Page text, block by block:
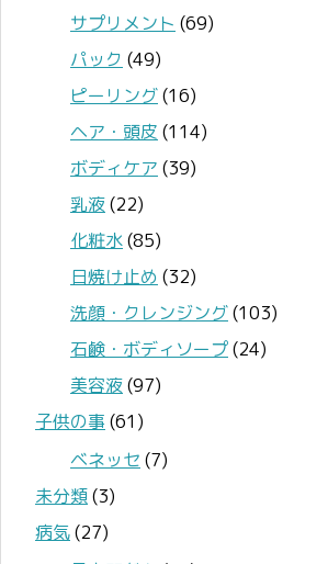
サプリメント (69)
パック (49)
ピーリング(16)
ヘア・頭皮 (114)
ボディケア (39)
乳液(22)
化粧水(85)
日焼け止め (32)
洗顔・クレンジング(103)
石鹸・ボディソープ(24)
美容液(97)
子供の事 (61)
ベネッセ (7)
未分類(3)
病気(27)